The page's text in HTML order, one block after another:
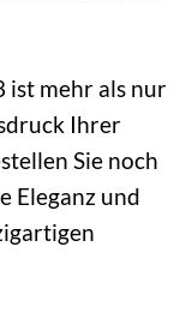
ist mehr als nur
Ihrer
Sie noch
Eleganz und